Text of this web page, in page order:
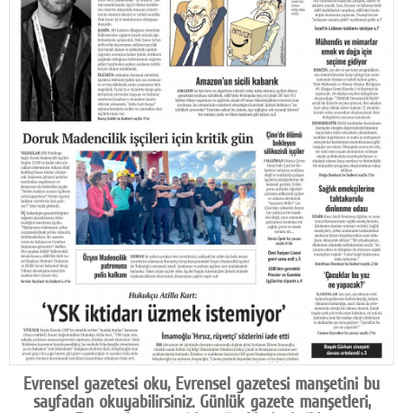
Facebook
Diziler
Karikatür
Youtube
Polemik
Reklam
Yazarlar
SOSYAL MEDYA
Facebook
Twitter
Evrensel gazetesi oku, Evrensel gazetesi manşetini bu
sayfadan okuyabilirsiniz. Günlük gazete manşetleri,